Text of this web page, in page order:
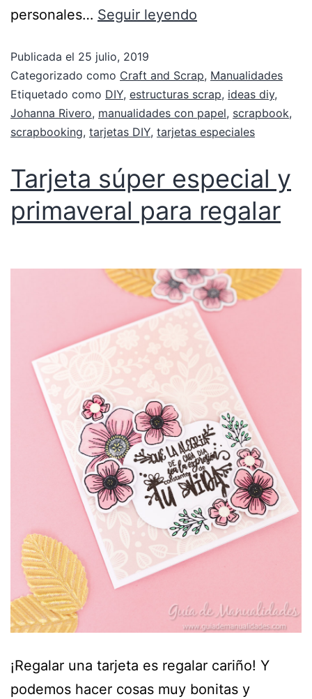
personales… Seguir leyendo
Publicada el 25 julio, 2019
Categorizado como Craft and Scrap, Manualidades
Etiquetado como DIY, estructuras scrap, ideas diy,
Johanna Rivero, manualidades con papel, scrapbook,
scrapbooking, tarjetas DIY, tarjetas especiales
Tarjeta súper especial y
primaveral para regalar
¡Regalar una tarjeta es regalar cariño! Y
podemos hacer cosas muy bonitas y